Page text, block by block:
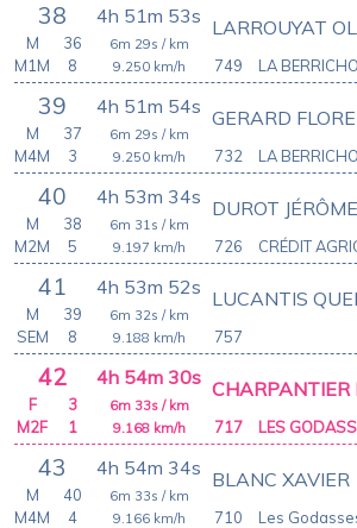
38 4h 51m 53s
749
LARROUYAT
6m 29s / km
9.250 km/h
M
36
M1M
8
39 4h 51m 54s
732
GERARD
6m 29s / km
9.250 km/h
M
37
M4M
3
40 4h 53m 34s
726
DUROT JÉRÔME
6m 31s / km
9.197 km/h
M
38
M2M
5 CRÉDIT
41 4h 53m 52s
757
LUCANTIS
6m 32s / km
9.188 km/h
M
39
SEM
8
42 4h 54m 30s
717
CHARPANTIER
6m 33s / km
9.168 km/h
F
3
M2F
1 LES
43 4h 54m 34s
710
BLANC XAVIER
6m 33s / km
9.166 km/h
M
40
M4M
4 Les